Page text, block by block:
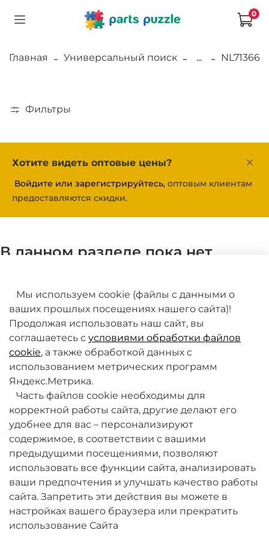
0
Главная Универсальный поиск ... NL71366
Фильтры
Хотите видеть оптовые цены?
Войдите или зарегистрируйтесь, оптовым клиентам
предоставляются скидки.
В данном разделе пока нет
О компании
Товары и услуги
+7 (495) 789-38-95
09:00 - 18:00 (будни, по МСК)
Мы используем cookie (файлы с данными о
ваших прошлых посещениях нашего сайта)!
Продолжая использовать наш сайт, вы
соглашаетесь с условиями обработки файлов
cookie, а также обработкой данных с
использованием метрических программ
Яндекс.Метрика.
Часть файлов cookie необходимы для
корректной работы сайта, другие делают его
удобнее для вас – персонализируют
содержимое, в соответствии с вашими
предыдущими посещениями, позволяют
использовать все функции сайта, анализировать
ваши предпочтения и улучшать качество работы
сайта. Запретить эти действия вы можете в
настройках вашего браузера или прекратить
использование Сайта